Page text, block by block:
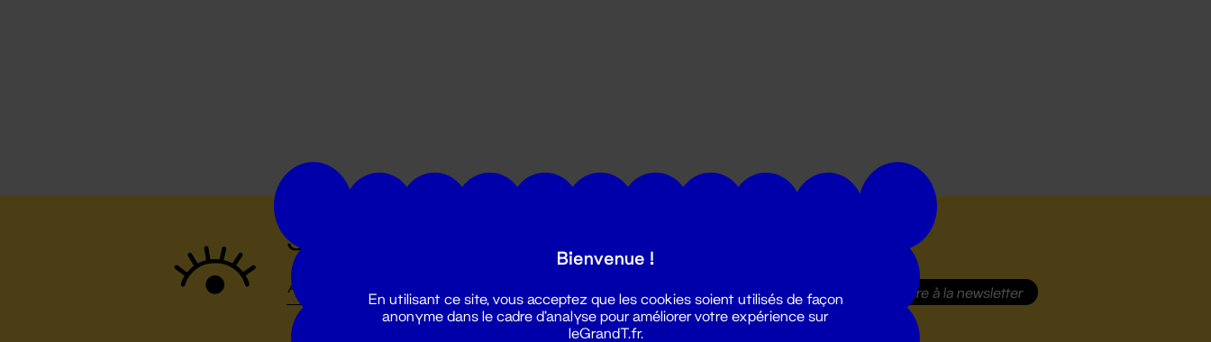
Suivez toutes les actualités du Grand T :
S'inscrire à la newsletter
Bienvenue !
En utilisant ce site, vous acceptez que les cookies soient utilisés de façon
anonyme dans le cadre d'analyse pour améliorer votre expérience sur
leGrandT.fr.